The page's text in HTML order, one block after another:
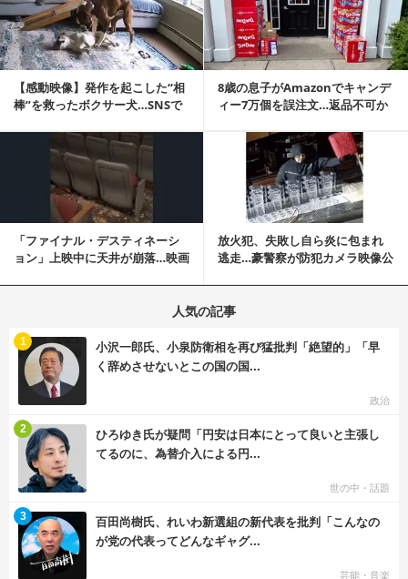
【感動映像】発作を起こした“相
棒”を救ったボクサー犬…SNSで
8歳の息子がAmazonでキャンデ
ィー7万個を誤注文…返品不可か
「ファイナル・デスティネーシ
ョン」上映中に天井が崩落…映画
放火犯、失敗し自ら炎に包まれ
逃走…豪警察が防犯カメラ映像公
記事を読む
人気の記事
小沢一郎氏、小泉防衛相を再び猛批判「絶望的」「早
く辞めさせないとこの国の国...
政治
1
ひろゆき氏が疑問「円安は日本にとって良いと主張し
てるのに、為替介入による円...
世の中・話題
2
百田尚樹氏、れいわ新選組の新代表を批判「こんなの
が党の代表ってどんなギャグ...
芸能・音楽
3